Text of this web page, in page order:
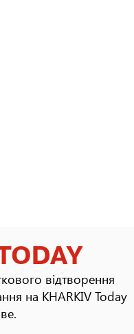
відтворення
на KHARKIV Today